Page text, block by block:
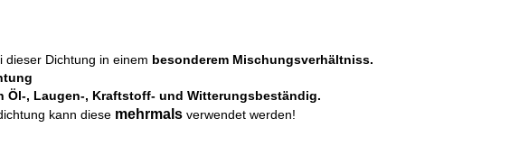
dieser Dichtung in einem besonderem Mischungsverhältniss.
Öl-, Laugen-, Kraftstoff- und Witterungsbeständig.
kann diese mehrmals verwendet werden!